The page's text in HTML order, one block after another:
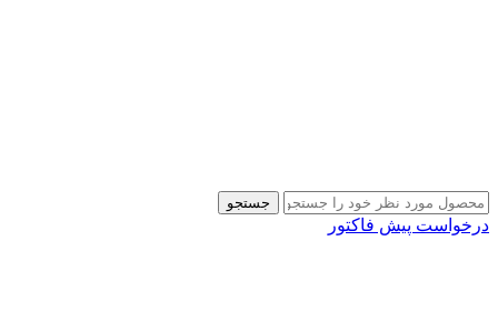
جستجو
درخواست پیش فاکتور